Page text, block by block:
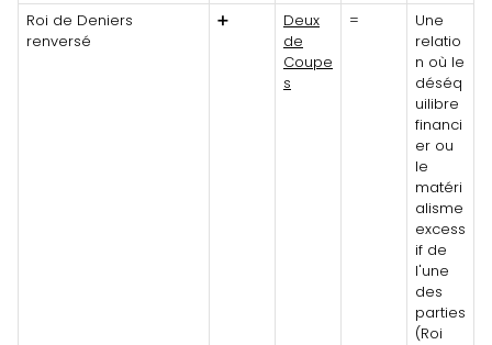
Roi de Deniers
renversé
➕
Deux
de
Coupe
s
=
Une
relatio
n où le
déséq
uilibre
financi
er ou
le
matéri
alisme
excess
if de
l'une
des
parties
(Roi